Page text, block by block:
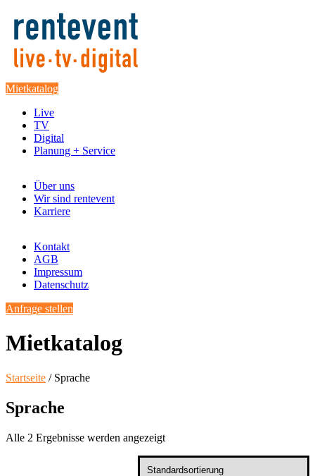
Mietkatalog
Live
TV
Digital
Planung + Service
Über uns
Wir sind rentevent
Karriere
Kontakt
AGB
Impressum
Datenschutz
Anfrage stellen
Mietkatalog
Startseite / Sprache
Sprache
Alle 2 Ergebnisse werden angezeigt